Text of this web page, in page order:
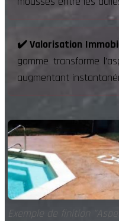
✔️ Valorisation
gamme transforme
augmentant
Exemple de finition